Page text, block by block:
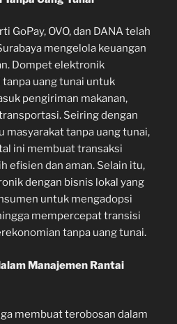
GoPay, OVO, dan DANA telah
mengelola keuangan
Dompet elektronik
uang tunai untuk
pengiriman makanan,
Seiring dengan
masyarakat tanpa uang tunai,
ini membuat transaksi
efisien dan aman. Selain itu,
dengan bisnis lokal yang
untuk mengadopsi
mempercepat transisi
tanpa uang tunai.
Manajemen Rantai
membuat terobosan dalam